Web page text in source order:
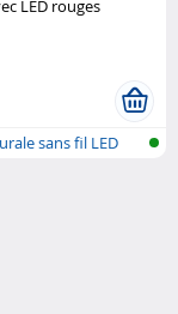
LED rouges
sans fil LED